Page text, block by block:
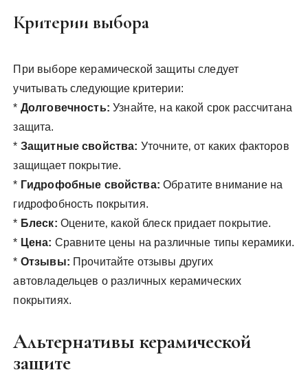
Критерии выбора
При выборе керамической защиты следует
учитывать следующие критерии:
* Долговечность: Узнайте‚ на какой срок рассчитана
защита.
* Защитные свойства: Уточните‚ от каких факторов
защищает покрытие.
* Гидрофобные свойства: Обратите внимание на
гидрофобность покрытия.
* Блеск: Оцените‚ какой блеск придает покрытие.
* Цена: Сравните цены на различные типы керамики.
* Отзывы: Прочитайте отзывы других
автовладельцев о различных керамических
покрытиях.
Альтернативы керамической
защите